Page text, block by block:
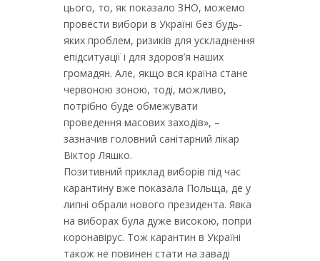
цього, то, як показало ЗНО, можемо
провести вибори в Україні без будь-
яких проблем, ризиків для ускладнення
епідситуації і для здоров’я наших
громадян. Але, якщо вся країна стане
червоною зоною, тоді, можливо,
потрібно буде обмежувати
проведення масових заходів», –
зазначив головний санітарний лікар
Віктор Ляшко.
Позитивний приклад виборів під час
карантину вже показала Польща, де у
липні обрали нового президента. Явка
на виборах була дуже високою, попри
коронавірус. Тож карантин в Україні
також не повинен стати на заваді